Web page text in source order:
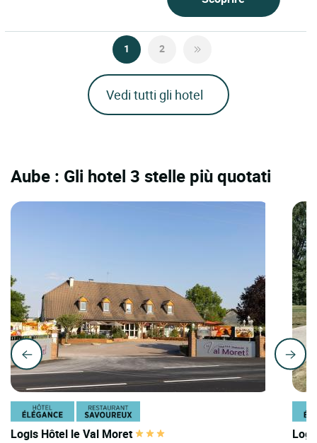
1 2
Vedi tutti gli hotel
Aube : Gli hotel 3 stelle più quotati
Logis Hôtel le Val Moret